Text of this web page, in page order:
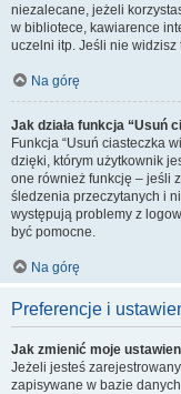
niezalecane, jeżeli
w bibliotece, kawiarence
uczelni itp. Jeśli nie widzisz
Na górę
Jak działa funkcja “Usuń
Funkcja “Usuń ciasteczka
dzięki, którym użytkownik
one również funkcję – jeśli
śledzenia przeczytanych i
występują problemy z
być pomocne.
Na górę
Preferencje i
Jak zmienić moje
Jeżeli jesteś
zapisywane w bazie